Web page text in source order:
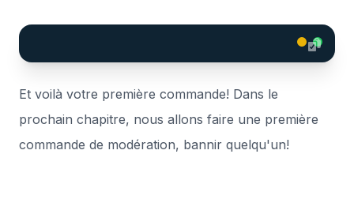
Et voilà votre première commande! Dans le
prochain chapitre, nous allons faire une première
commande de modération, bannir quelqu'un!